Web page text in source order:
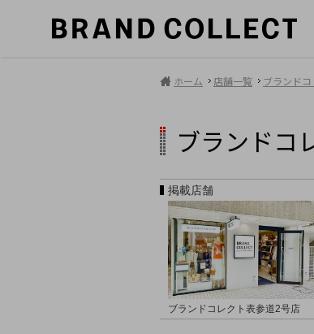
ホーム 店舗一覧 ブランド
ブランドコ
掲載店舗
ブランドコレクト表参道2号店